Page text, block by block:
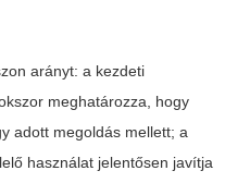
arányt: a kezdeti
meghatározza, hogy
adott megoldás mellett; a
használat jelentősen javítja